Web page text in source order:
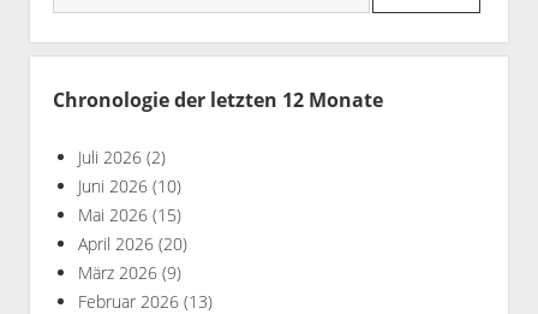
Chronologie der letzten 12 Monate
Juli 2026(2)
Juni 2026(10)
Mai 2026(15)
April 2026(20)
März 2026(9)
Februar 2026(13)